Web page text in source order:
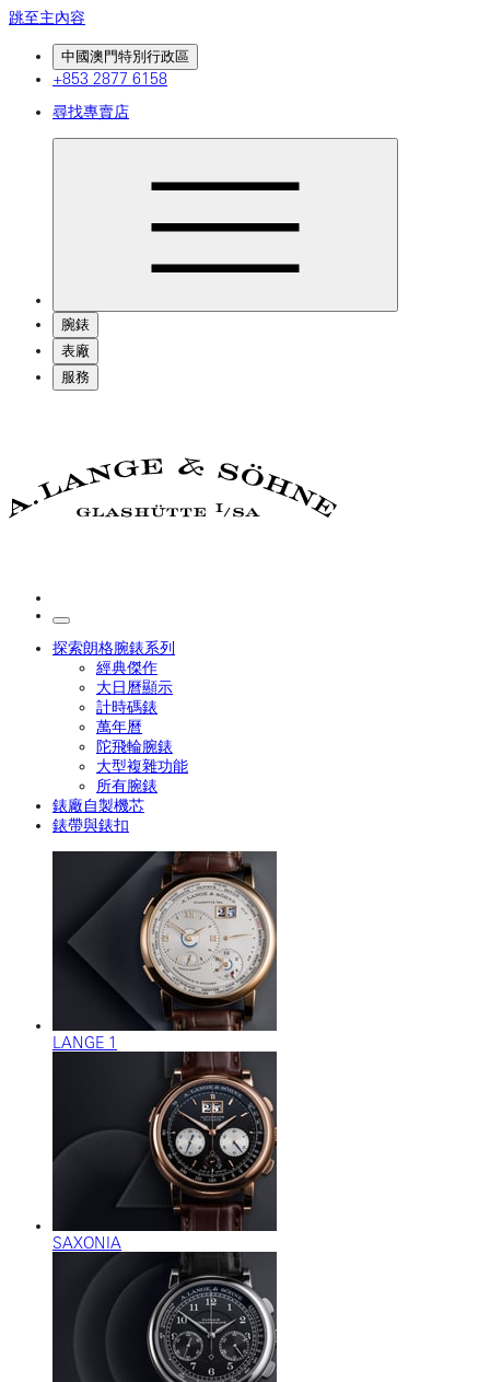
跳至主內容
中國澳門特別行政區
+853 2877 6158
尋找專賣店
腕錶
表廠
服務
探索朗格腕錶系列
經典傑作
大日曆顯示
計時碼錶
萬年曆
陀飛輪腕錶
大型複雜功能
所有腕錶
錶廠自製機芯
錶帶與錶扣
LANGE 1
SAXONIA